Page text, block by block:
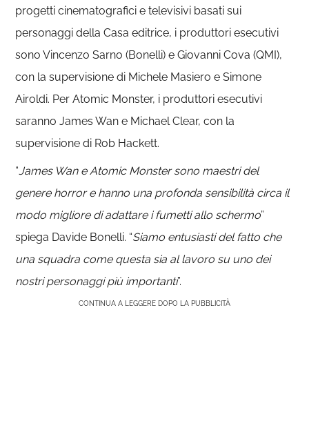
progetti cinematografici e televisivi basati sui
personaggi della Casa editrice, i produttori esecutivi
sono Vincenzo Sarno (Bonelli) e Giovanni Cova (QMI),
con la supervisione di Michele Masiero e Simone
Airoldi. Per Atomic Monster, i produttori esecutivi
saranno James Wan e Michael Clear, con la
supervisione di Rob Hackett.
“James Wan e Atomic Monster sono maestri del
genere horror e hanno una profonda sensibilità circa il
modo migliore di adattare i fumetti allo schermo”
spiega Davide Bonelli. “Siamo entusiasti del fatto che
una squadra come questa sia al lavoro su uno dei
nostri personaggi più importanti”.
CONTINUA A LEGGERE DOPO LA PUBBLICITÀ